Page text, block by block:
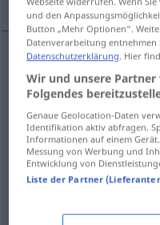
(Wasser)Grabenm
Ringgrabenm fossato
Beispiele
und den
Button „Mehr Optionen“.
Datenverarbeitung entnehmen
Datenschutzerklärung. Hier
Wir und unsere
Folgendes
Genaue Geolocation-Daten
Identifikation aktiv abfragen.
Informationen auf einem
Messung von Werbung und
Entwicklung von
Liste der Partner